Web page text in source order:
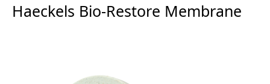
Haeckels Bio-Restore Membrane